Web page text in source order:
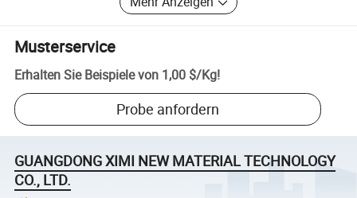
Musterservice
Erhalten Sie Beispiele von 1,00 $/Kg!
Probe anfordern
GUANGDONG XIMI NEW MATERIAL TECHNOLOGY
CO., LTD.